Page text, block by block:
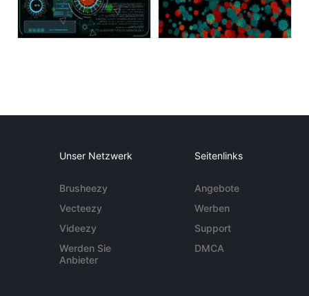
Unser Netzwerk
Brusheezy
Vecteezy
Videezy
Werden Sie
Anbieter
Seitenlinks
Angebote
Werben
Support
DMCA